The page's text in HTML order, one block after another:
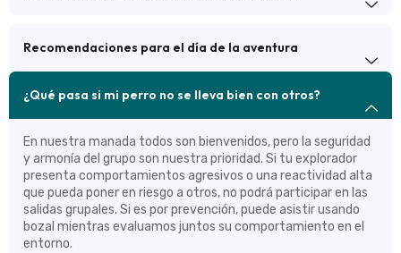
Recomendaciones para el día de la aventura
¿Qué pasa si mi perro no se lleva bien con otros?
En nuestra manada todos son bienvenidos, pero la seguridad
y armonía del grupo son nuestra prioridad. Si tu explorador
presenta comportamientos agresivos o una reactividad alta
que pueda poner en riesgo a otros, no podrá participar en las
salidas grupales. Si es por prevención, puede asistir usando
bozal mientras evaluamos juntos su comportamiento en el
entorno.